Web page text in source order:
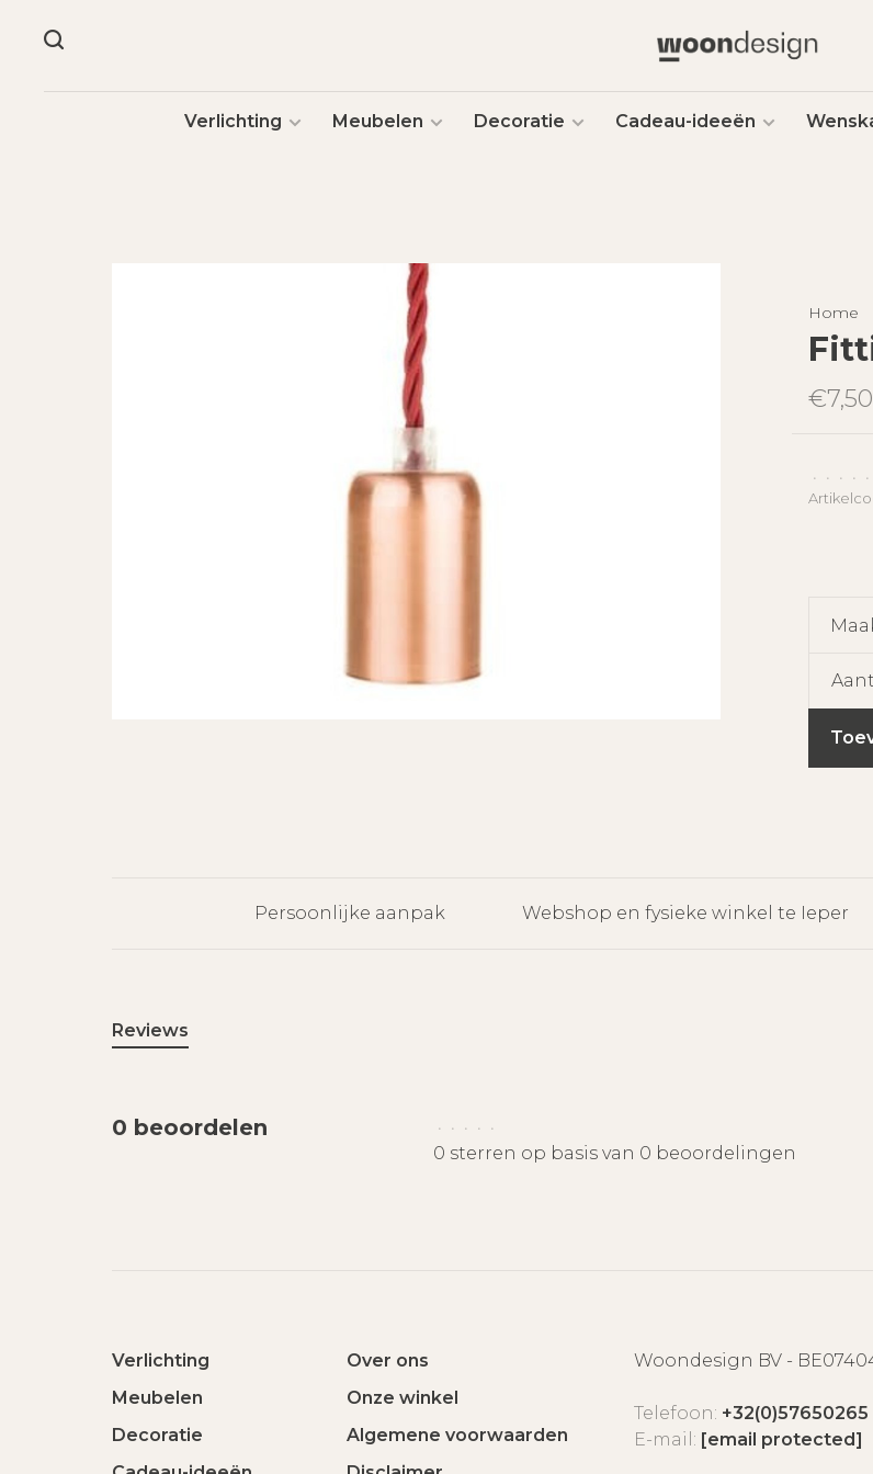
Verlichting Meubelen Decoratie Cadeau-ideeën
Home
€7,50
• • • •
•
Persoonlijke aanpak Webshop en fysieke winkel te Ieper
Reviews
0 beoordelen • • • • •
0 sterren op basis van 0 beoordelingen
Verlichting
Meubelen
Decoratie
Over ons
Onze winkel
Algemene voorwaarden
Woondesign BV -
Telefoon: +32(0)57650265
E-mail: [email protected]